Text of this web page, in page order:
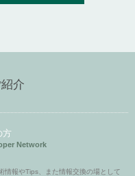
介
方
Network
情報やTips、また情報交換の場として